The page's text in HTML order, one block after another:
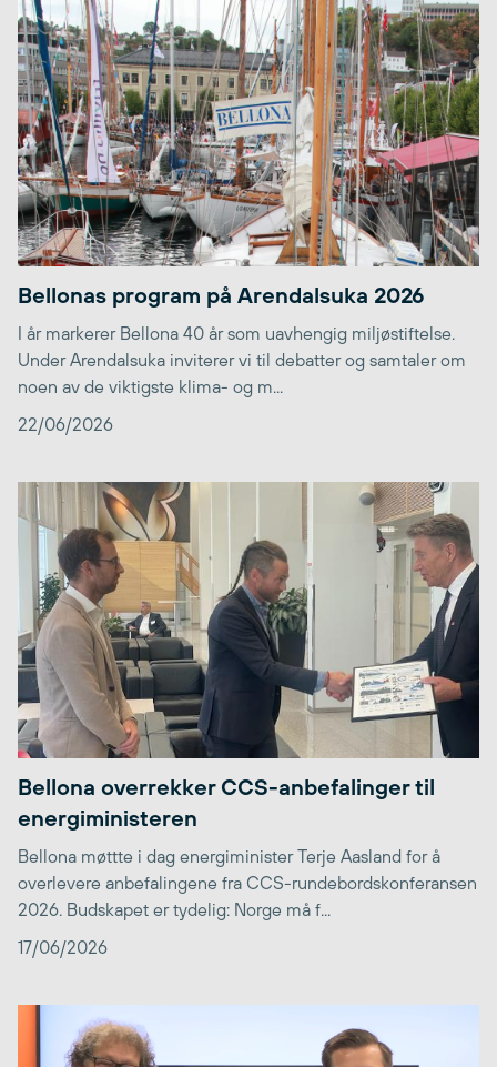
Bellonas program på Arendalsuka 2026
I år markerer Bellona 40 år som uavhengig miljøstiftelse.
Under Arendalsuka inviterer vi til debatter og samtaler om
noen av de viktigste klima- og m...
22/06/2026
Bellona overrekker CCS-anbefalinger til
energiministeren
Bellona møttte i dag energiminister Terje Aasland for å
overlevere anbefalingene fra CCS-rundebordskonferansen
2026. Budskapet er tydelig: Norge må f...
17/06/2026